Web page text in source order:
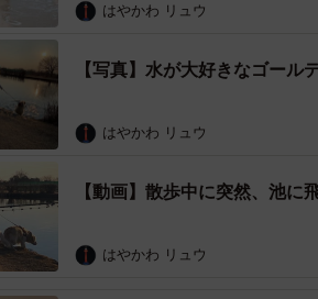
はやかわ リュウ
【写真】水が大好きなゴール
はやかわ リュウ
【動画】散歩中に突然、池に
はやかわ リュウ